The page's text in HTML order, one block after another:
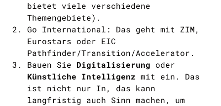
bietet viele verschiedene
Themengebiete).
Go International: Das geht mit ZIM,
Eurostars oder EIC
Pathfinder/Transition/Accelerator.
Bauen Sie Digitalisierung oder
Künstliche Intelligenz mit ein. Das
ist nicht nur In, das kann
langfristig auch Sinn machen, um